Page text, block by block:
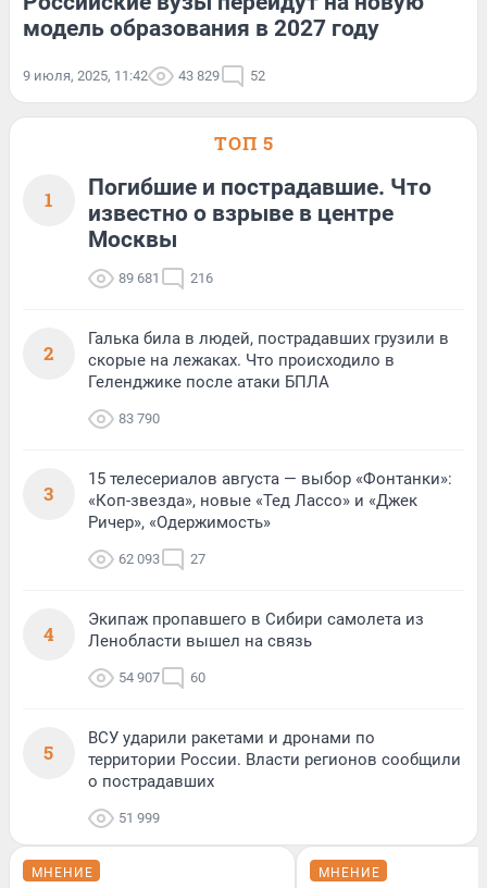
модель образования в 2027 году
9 июля, 2025, 11:42 43 829 52
ТОП 5
1
Погибшие и пострадавшие. Что
известно о взрыве в центре
Москвы
89 681 216
2
Галька била в людей, пострадавших грузили в
скорые на лежаках. Что происходило в
Геленджике после атаки БПЛА
83 790
3
15 телесериалов августа — выбор «Фонтанки»:
«Коп-звезда», новые «Тед Лассо» и «Джек
Ричер», «Одержимость»
62 093 27
4
Экипаж пропавшего в Сибири самолета из
Ленобласти вышел на связь
54 907 60
5
ВСУ ударили ракетами и дронами по
территории России. Власти регионов сообщили
о пострадавших
51 999
МНЕНИЕ МНЕНИЕ